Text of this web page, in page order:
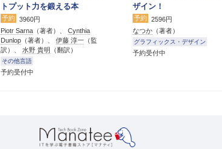
トプット力を鍛える本
予約 3960円
Piotr Sarna （著者）、 Cynthia
Dunlop （著者）、 伊藤 淳一 （監
訳）、 水野 貴明 （翻訳）
その他言語
予約受付中
ザイン！
予約 2596円
なつか （著者）
グラフィックス・デザイン
予約受付中